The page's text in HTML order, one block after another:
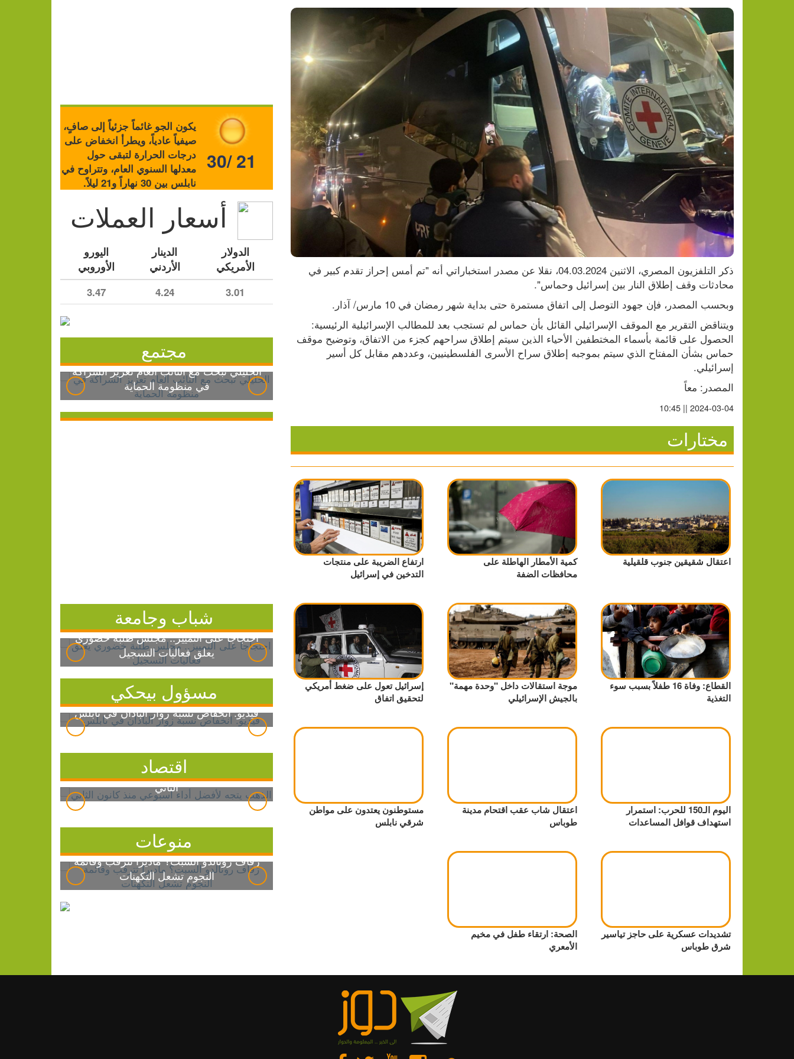
محادثات وقف إطلاق النار بين إسرائيل وحماس".
وبحسب المصدر، فإن جهود التوصل إلى اتفاق مستمرة حتى بداية شهر رمضان في 10 مارس/ آذار.
إسرائيلي.
المصدر: معاً
2024-03-04 || 10:45
مختارات
اعتقال شقيقين جنوب قلقيلية
كمية الأمطار الهاطلة على
محافظات الضفة
ارتفاع الضريبة على منتجات
التدخين في إسرائيل
القطاع: وفاة 16 طفلاً بسبب سوء
التغذية
موجة استقالات داخل "وحدة مهمة"
بالجيش الإسرائيلي
إسرائيل تعول على ضغط أمريكي
لتحقيق اتفاق
اليوم الـ150 للحرب: استمرار
استهداف قوافل المساعدات
اعتقال شاب عقب اقتحام مدينة
طوباس
مستوطنون يعتدون على مواطن
شرقي نابلس
تشديدات عسكرية على حاجز تياسير
شرق طوباس
الصحة: ارتقاء طفل في مخيم
الأمعري
يكون الجو غائماً جزئياً إلى صافٍ،
صيفياً عادياً، ويطرأ انخفاض على
درجات الحرارة لتبقى حول
معدلها السنوي العام، وتتراوح في
نابلس بين 30 نهاراً و21 ليلاً.
30/ 21
أسعار العملات
الدولار
الأمريكي
الدينار
الأردني
اليورو
الأوروبي
3.01
4.24
3.47
مجتمع
الخليلي تبحث مع النائب العام تعزيز الشراكة
في منظومة الحماية
شباب وجامعة
احتجاجاً على التمييز.. مجلس طلبة خضوري
يعلق فعاليات التسجيل
مسؤول بيحكي
فيديو: انخفاض نسبة زوار الباذان في نابلس
اقتصاد
الذهب يتجه لأفضل أداء أسبوعي منذ كانون
الثاني
منوعات
زفاف رونالدو السبت؟ ماديرا تترقب وقائمة
النجوم تشعل التكهنات